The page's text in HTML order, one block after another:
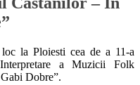
la Ploiesti cea de a 11-a
a Muzicii Folk
Dobre”.